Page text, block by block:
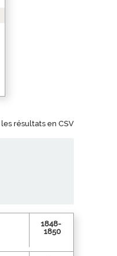
résultats en CSV
1848-
1850